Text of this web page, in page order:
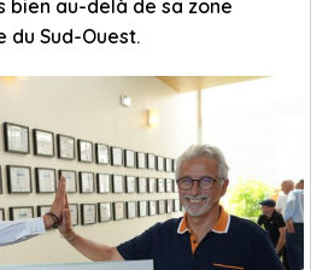
au-delà de sa zone
Sud-Ouest.